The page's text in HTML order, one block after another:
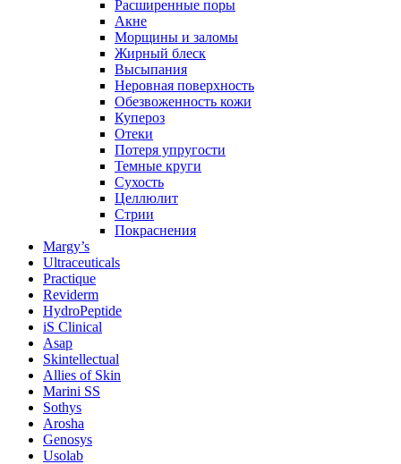
Расширенные поры
Акне
Морщины и заломы
Жирный блеск
Высыпания
Неровная поверхность
Обезвоженность кожи
Купероз
Отеки
Потеря упругости
Темные круги
Сухость
Целлюлит
Стрии
Покраснения
Margy’s
Ultraceuticals
Practique
Reviderm
HydroPeptide
iS Clinical
Asap
Skintellectual
Allies of Skin
Marini SS
Sothys
Arosha
Genosys
Usolab